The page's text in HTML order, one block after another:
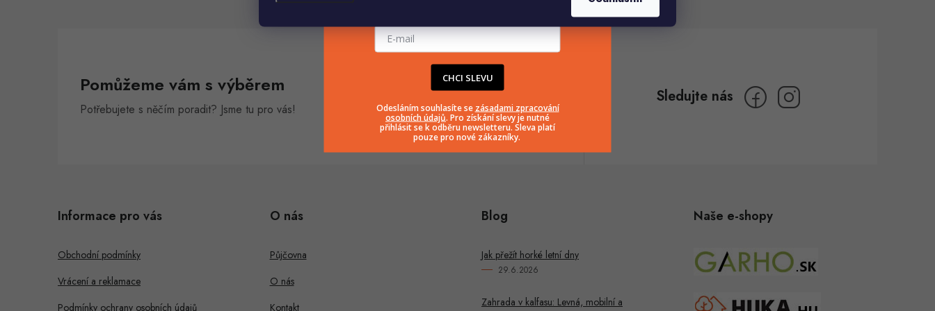
Pomůžeme vám s výběrem
Potřebujete s něčím poradit? Jsme tu pro vás!
@huka.cz
+420777799661
Informace pro vás
Obchodní podmínky
Vrácení a reklamace
Podmínky ochrany osobních údajů
O nás
Půjčovna
O nás
Kontakt
Blog
Jak přežít horké letní dny
29.6.2026
Zahrada v kalfasu: Levná, mobilní a
Naše e-shopy
CHCI SLEVU
Odesláním souhlasíte se zásadami zpracování
osobních údajů. Pro získání slevy je nutné
přihlásit se k odběru newsletteru. Sleva platí
pouze pro nové zákazníky.